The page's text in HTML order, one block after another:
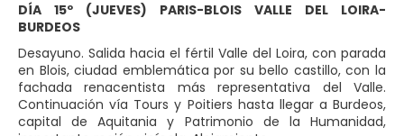
DÍA 15º (JUEVES) PARIS-BLOIS VALLE DEL LOIRA-
BURDEOS
Desayuno. Salida hacia el fértil Valle del Loira, con parada
en Blois, ciudad emblemática por su bello castillo, con la
fachada renacentista más representativa del Valle.
Continuación vía Tours y Poitiers hasta llegar a Burdeos,
capital de Aquitania y Patrimonio de la Humanidad,